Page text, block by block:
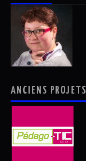
ANCIENS PROJETS